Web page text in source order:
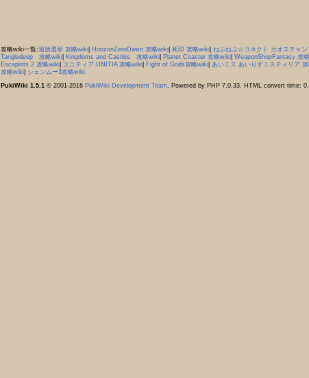
攻略wiki一覧:追放選挙 攻略wiki| HorizonZeroDawn 攻略wiki| 死印 攻略wiki| ねぷねぷ☆コネクト カオスチャ
Tangledeep 攻略wiki| Kingdoms and Castles 攻略wiki| Planet Coaster 攻略wiki| WeaponShopFantasy 攻
Escapists 2 攻略wiki| ユニティア UNITIA 攻略wiki| Fight of Gods攻略wiki| あいミス あいりすミスティリア
攻略wiki| シェンムー3攻略wiki
PukiWiki 1.5.1© 2001-2016 PukiWiki Development Team. Powered by PHP 7.0.33. HTML convert time: